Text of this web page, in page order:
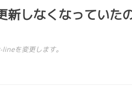
新しなくなっていた
を変更します。